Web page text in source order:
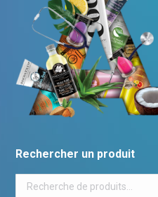
Rechercher un produit